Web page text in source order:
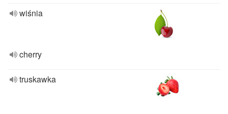
wiśnia
cherry
truskawka